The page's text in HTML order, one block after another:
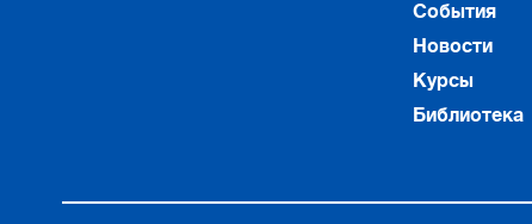
События
Новости
Курсы
Библиотека